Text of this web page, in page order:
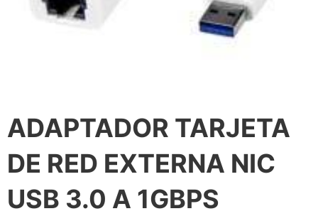
ADAPTADOR TARJETA
DE RED EXTERNA NIC
USB 3.0 A 1GBPS